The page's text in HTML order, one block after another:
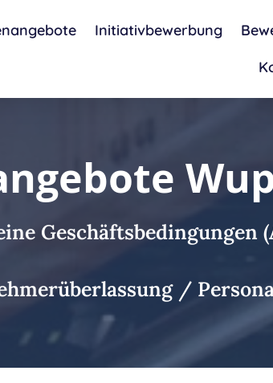
Initiativbewerbung
Geschäftsbedingungen
/